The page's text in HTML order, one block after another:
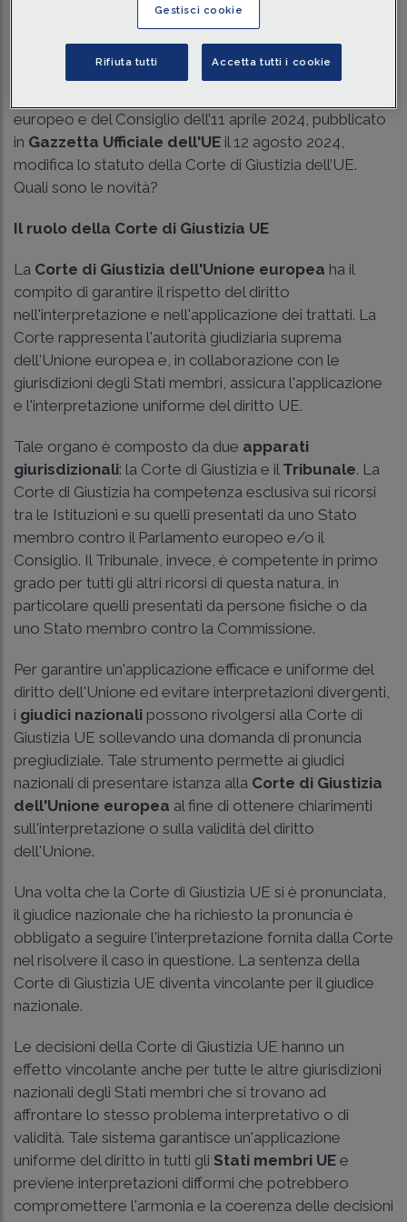
europeo e del Consiglio dell’11 aprile 2024, pubblicato
in Gazzetta Ufficiale dell'UE il 12 agosto 2024,
modifica lo statuto della Corte di Giustizia dell’UE.
Quali sono le novità?
Il ruolo della Corte di Giustizia UE
La Corte di Giustizia dell'Unione europea ha il
compito di garantire il rispetto del diritto
nell'interpretazione e nell'applicazione dei trattati. La
Corte rappresenta l'autorità giudiziaria suprema
dell'Unione europea e, in collaborazione con le
giurisdizioni degli Stati membri, assicura l'applicazione
e l'interpretazione uniforme del diritto UE.
Tale organo è composto da due apparati
giurisdizionali: la Corte di Giustizia e il Tribunale. La
Corte di Giustizia ha competenza esclusiva sui ricorsi
tra le Istituzioni e su quelli presentati da uno Stato
membro contro il Parlamento europeo e/o il
Consiglio. Il Tribunale, invece, è competente in primo
grado per tutti gli altri ricorsi di questa natura, in
particolare quelli presentati da persone fisiche o da
uno Stato membro contro la Commissione.
Per garantire un'applicazione efficace e uniforme del
diritto dell'Unione ed evitare interpretazioni divergenti,
i giudici nazionali possono rivolgersi alla Corte di
Giustizia UE sollevando una domanda di pronuncia
pregiudiziale. Tale strumento permette ai giudici
nazionali di presentare istanza alla Corte di Giustizia
dell'Unione europea al fine di ottenere chiarimenti
sull'interpretazione o sulla validità del diritto
dell'Unione.
Una volta che la Corte di Giustizia UE si è pronunciata,
il giudice nazionale che ha richiesto la pronuncia è
obbligato a seguire l'interpretazione fornita dalla Corte
nel risolvere il caso in questione. La sentenza della
Corte di Giustizia UE diventa vincolante per il giudice
nazionale.
Le decisioni della Corte di Giustizia UE hanno un
effetto vincolante anche per tutte le altre giurisdizioni
nazionali degli Stati membri che si trovano ad
affrontare lo stesso problema interpretativo o di
validità. Tale sistema garantisce un'applicazione
uniforme del diritto in tutti gli Stati membri UE e
previene interpretazioni difformi che potrebbero
compromettere l'armonia e la coerenza delle decisioni
Gestisci cookie
Rifiuta tutti Accetta tutti i cookie